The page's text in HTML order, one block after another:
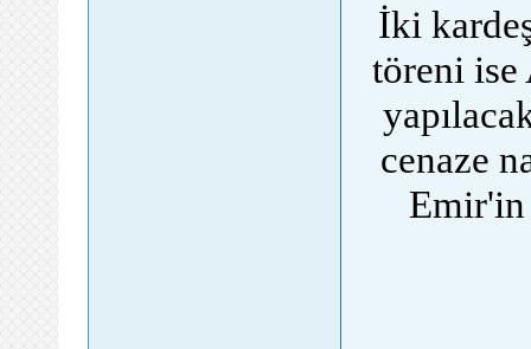
İki
töreni ise
cenaze
Emir'in